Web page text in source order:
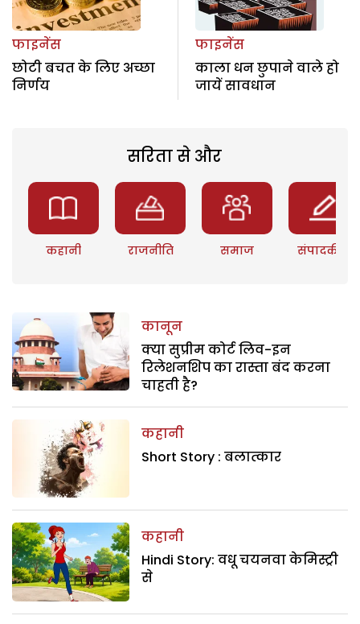
फाइनेंस
छोटी बचत के लिए अच्छा
निर्णय
फाइनेंस
काला धन छुपाने वाले हो
जायें सावधान
सरिता से और
कहानी राजनीति समाज संपादकीय
कानून
क्या सुप्रीम कोर्ट लिव-इन
रिलेशनशिप का रास्ता बंद करना
चाहती है?
कहानी
Short Story : बलात्कार
कहानी
Hindi Story: वधू चयनवा केमिस्ट्री
से